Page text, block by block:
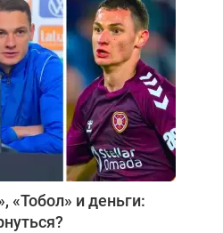
«Тобол» и деньги: